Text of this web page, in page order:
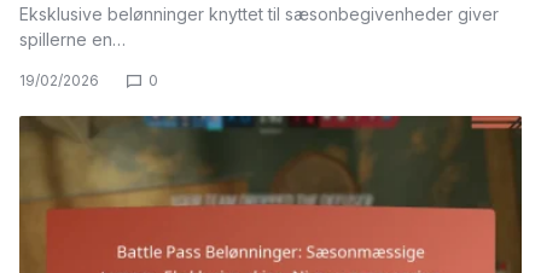
Eksklusive belønninger knyttet til sæsonbegivenheder giver
spillerne en…
19/02/2026 0